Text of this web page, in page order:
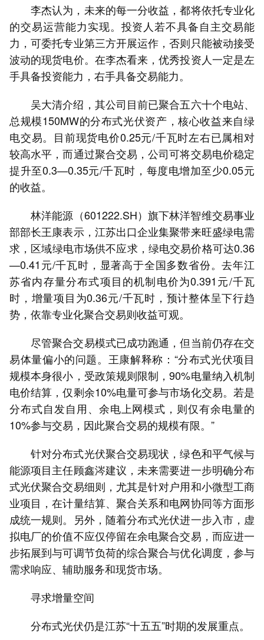
李杰认为，未来的每一分收益，都将依托专业化
的交易运营能力实现。投资人若不具备自主交易能
力，可委托专业第三方开展运作，否则只能被动接受
波动的现货电价。在李杰看来，优秀投资人一定是左
手具备投资能力，右手具备交易能力。
吴大清介绍，其公司目前已聚合五六十个电站、
总规模150MW的分布式光伏资产，核心收益来自绿
电交易。目前现货电价0.25元/千瓦时左右已属相对
较高水平，而通过聚合交易，公司可将交易电价稳定
提升至0.3—0.35元/千瓦时，每度电增加至少0.05元
的收益。
林洋能源（601222.SH）旗下林洋智维交易事业
部部长王康表示，江苏出口企业集聚带来旺盛绿电需
求，区域绿电市场供不应求，绿电交易价格可达0.36
—0.41元/千瓦时，显著高于全国多数省份。去年江
苏省内存量分布式项目的机制电价为0.391元/千瓦
时，增量项目为0.36元/千瓦时，预计整体呈下行趋
势，依靠专业化聚合交易则收益可观。
尽管聚合交易模式已成功跑通，但当前仍存在交
易体量偏小的问题。王康解释称：“分布式光伏项目
规模本身很小，受政策规则限制，90%电量纳入机制
电价结算，仅剩余10%电量可参与市场化交易。若是
分布式自发自用、余电上网模式，则仅有余电量的
10%参与交易，因此聚合交易的规模有限。”
针对分布式光伏聚合交易现状，绿色和平气候与
能源项目主任顾鑫涔建议，未来需要进一步明确分布
式光伏聚合交易细则，尤其是针对户用和小微型工商
业项目，在计量结算、聚合关系和电网协同等方面形
成统一规则。另外，随着分布式光伏进一步入市，虚
拟电厂的价值不应仅停留在余电聚合交易，而应进一
步拓展到与可调节负荷的综合聚合与优化调度，参与
需求响应、辅助服务和现货市场。
寻求增量空间
分布式光伏仍是江苏“十五五”时期的发展重点。